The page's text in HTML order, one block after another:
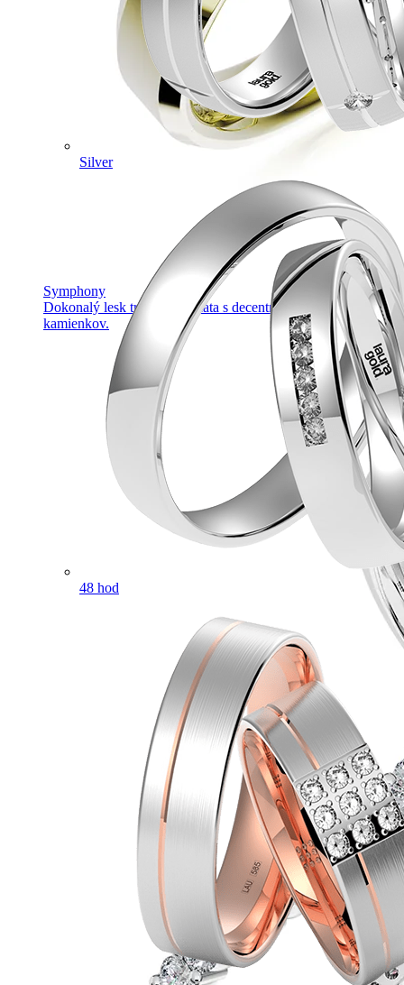
Symphony
Dokonalý lesk tradičného zlata s decentnou iskrou
kamienkov.
Silver
48 hod